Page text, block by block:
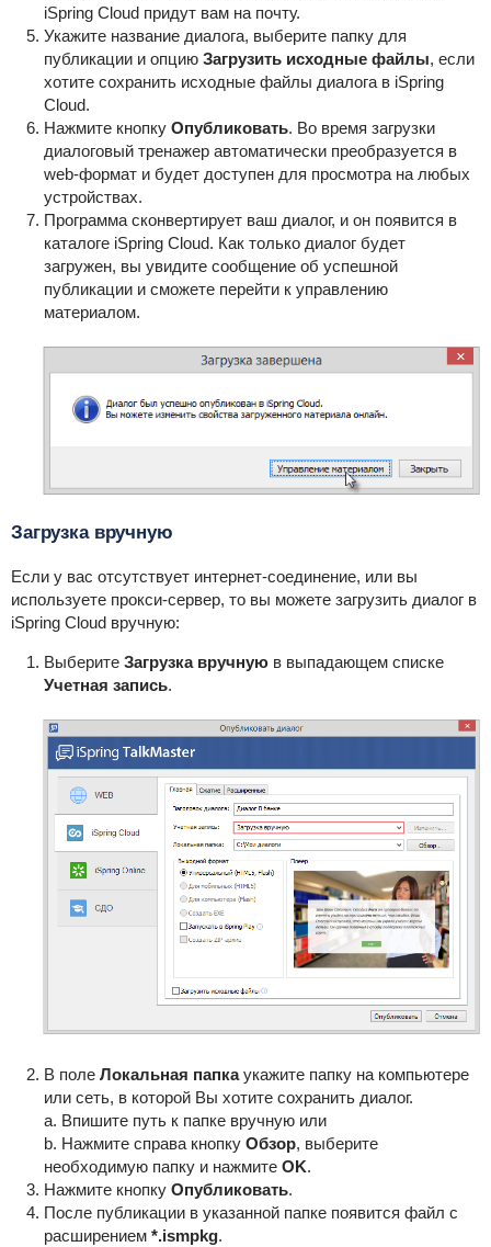
iSpring Cloud придут вам на почту.
Укажите название диалога, выберите папку для
публикации и опцию Загрузить исходные файлы, если
хотите сохранить исходные файлы диалога в iSpring
Cloud.
Нажмите кнопку Опубликовать. Во время загрузки
диалоговый тренажер автоматически преобразуется в
web-формат и будет доступен для просмотра на любых
устройствах.
Программа сконвертирует ваш диалог, и он появится в
каталоге iSpring Cloud. Как только диалог будет
загружен, вы увидите сообщение об успешной
публикации и сможете перейти к управлению
материалом.
Загрузка вручную
Если у вас отсутствует интернет-соединение, или вы
используете прокси-сервер, то вы можете загрузить диалог в
iSpring Cloud вручную:
Выберите Загрузка вручнуюв выпадающем списке
Учетная запись.
В поле Локальная папкаукажите папку на компьютере
или сеть, в которой Вы хотите сохранить диалог.
a. Впишите путь к папке вручную или
b. Нажмите справа кнопку Обзор, выберите
необходимую папку и нажмите OK.
Нажмите кнопку Опубликовать.
После публикации в указанной папке появится файл с
расширением *.ismpkg.